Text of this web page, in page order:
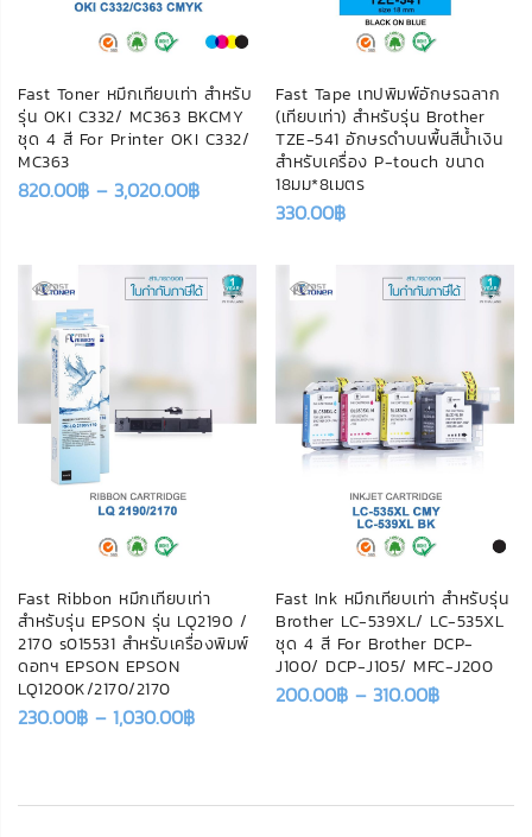
Fast Toner หมึกเทียบเท่า สำหรับ
รุ่น OKI C332/ MC363 BKCMY
ชุด 4 สี For Printer OKI C332/
MC363
820.00฿ – 3,020.00฿
Fast Tape เทปพิมพ์อักษรฉลาก
(เทียบเท่า) สำหรับรุ่น Brother
TZE-541 อักษรดำบนพื้นสีน้ำเงิน
สำหรับเครื่อง P-touch ขนาด
18มม*8เมตร
330.00฿
Fast Ribbon หมึกเทียบเท่า
สำหรับรุ่น EPSON รุ่น LQ2190 /
2170 s015531 สำหรับเครื่องพิมพ์
ดอทฯ EPSON EPSON
LQ1200K/2170/2170
230.00฿ – 1,030.00฿
Fast Ink หมึกเทียบเท่า สำหรับรุ่น
Brother LC-539XL/ LC-535XL
ชุด 4 สี For Brother DCP-
J100/ DCP-J105/ MFC-J200
200.00฿ – 310.00฿